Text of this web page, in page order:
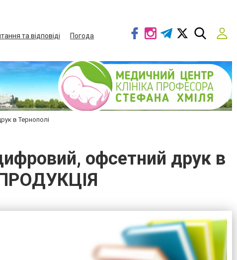
та відповіді
Погода
в Тернополі
офсетний друк в